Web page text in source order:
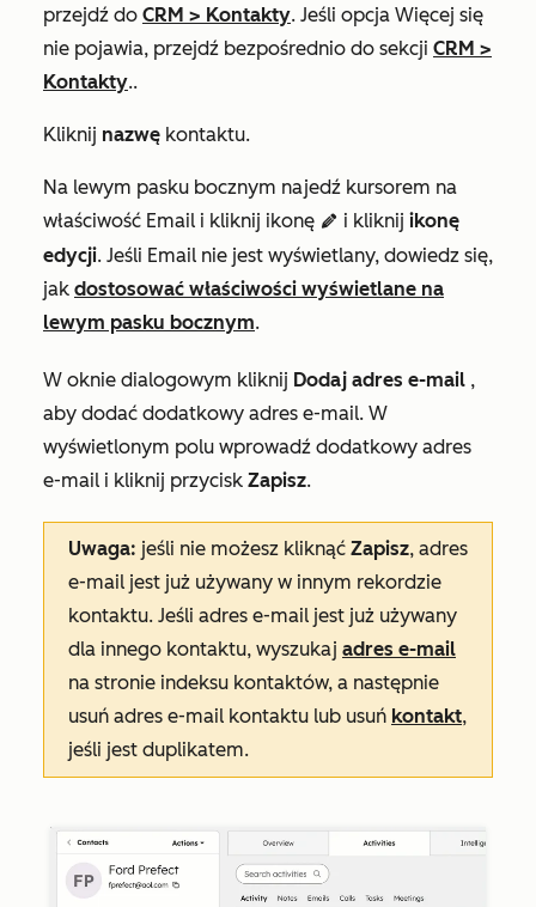
przejdź do CRM > Kontakty. Jeśli opcja Więcej się
nie pojawia, przejdź bezpośrednio do sekcji CRM >
Kontakty..
Kliknij nazwę kontaktu.
Na lewym pasku bocznym najedź kursorem na
właściwość Email i kliknij ikonę edit i kliknij ikonę
edycji. Jeśli Email nie jest wyświetlany, dowiedz się,
jak dostosować właściwości wyświetlane na
lewym pasku bocznym.
W oknie dialogowym kliknij Dodaj adres e-mail ,
aby dodać dodatkowy adres e-mail. W
wyświetlonym polu wprowadź dodatkowy adres
e-mail i kliknij przycisk Zapisz.
Uwaga: jeśli nie możesz kliknąć Zapisz, adres
e-mail jest już używany w innym rekordzie
kontaktu. Jeśli adres e-mail jest już używany
dla innego kontaktu, wyszukaj adres e-mail
na stronie indeksu kontaktów, a następnie
usuń adres e-mail kontaktu lub usuń kontakt,
jeśli jest duplikatem.